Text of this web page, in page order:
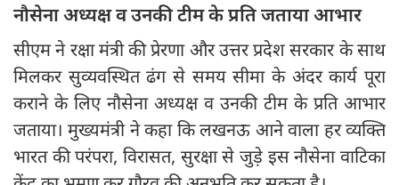
नौसेना अध्यक्ष व उनकी टीम के प्रति जताया आभार
सीएम ने रक्षा मंत्री की प्रेरणा और उत्तर प्रदेश सरकार के साथ
मिलकर सुव्यवस्थित ढंग से समय सीमा के अंदर कार्य पूरा
कराने के लिए नौसेना अध्यक्ष व उनकी टीम के प्रति आभार
जताया। मुख्यमंत्री ने कहा कि लखनऊ आने वाला हर व्यक्ति
भारत की परंपरा, विरासत, सुरक्षा से जुड़े इस नौसेना वाटिका